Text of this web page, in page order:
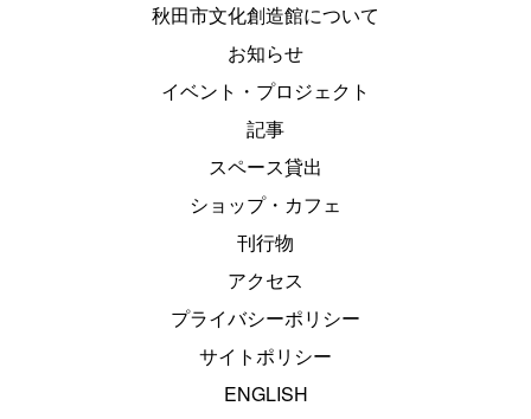
秋田市文化創造館について
お知らせ
イベント・プロジェクト
記事
スペース貸出
ショップ・カフェ
刊行物
アクセス
プライバシーポリシー
サイトポリシー
ENGLISH